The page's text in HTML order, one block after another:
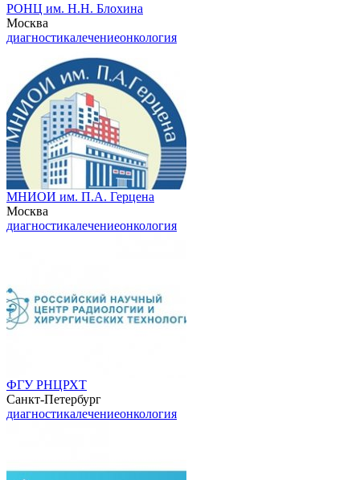
РОНЦ им. Н.Н. Блохина
Москва
диагностикалечениеонкология
МНИОИ им. П.А. Герцена
Москва
диагностикалечениеонкология
ФГУ РНЦРХТ
Санкт-Петербург
диагностикалечениеонкология